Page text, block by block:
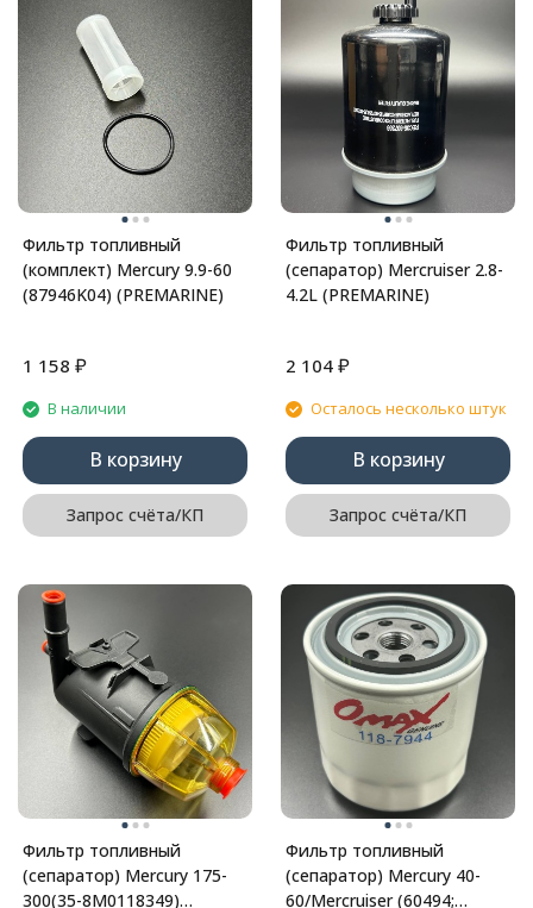
Фильтр топливный
(комплект) Mercury 9.9-60
(87946K04) (PREMARINE)
1 158 ₽
В наличии
В корзину
Запрос счёта/КП
Фильтр топливный
(сепаратор) Mercruiser 2.8-
4.2L (PREMARINE)
2 104 ₽
Осталось несколько штук
В корзину
Запрос счёта/КП
Фильтр топливный
(сепаратор) Mercury 175-
300(35-8M0118349)
Фильтр топливный
(сепаратор) Mercury 40-
60/Mercruiser (60494;